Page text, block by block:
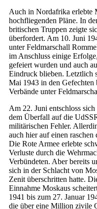
Auch in Nordafrika erlebte
hochfliegenden Pläne. In
britischen Truppen zeigte
überfordert. Am 10. Juni
unter Feldmarschall
im Anschluss einige
gefeiert wurden und auch
Eindruck blieben. Letztlich
Mai 1943 in den Gefechten
Verbände unter
Am 22. Juni entschloss
dem Überfall auf die
militärischen Fehler.
auch hier auf einen
Die Rote Armee erlebte
Verluste durch die
Verbündeten. Aber bereits
sich in der Schlacht von
Zenit überschritten hatte.
Einnahme Moskaus
1941 bis zum 27. Januar
die über eine Million zivile